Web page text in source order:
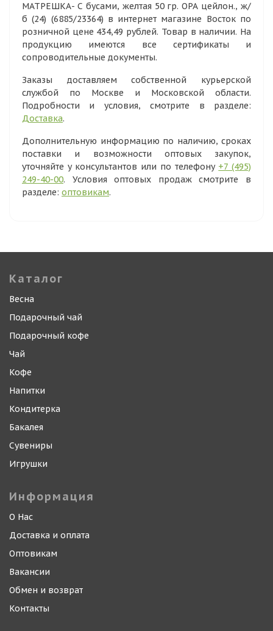
МАТРЕШКА- С бусами, желтая 50 гр. ОРА цейлон., ж/
б (24) (6885/23364) в интернет магазине Восток по
розничной цене 434,49 рублей. Товар в наличии. На
продукцию имеются все сертификаты и
сопроводительные документы.
Заказы доставляем собственной курьерской
службой по Москве и Московской области.
Подробности и условия, смотрите в разделе:
Доставка.
Дополнительную информацию по наличию, сроках
поставки и возможности оптовых закупок,
уточняйте у консультантов или по телефону +7 (495)
249-40-00. Условия оптовых продаж смотрите в
разделе: оптовикам.
Каталог
Весна
Подарочный чай
Подарочный кофе
Чай
Кофе
Напитки
Кондитерка
Бакалея
Сувениры
Игрушки
Информация
О Нас
Доставка и оплата
Оптовикам
Вакансии
Обмен и возврат
Контакты